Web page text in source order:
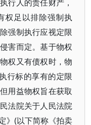
行人的责任财产，
权足以排除强制执
强制执行应视定限
害而定。基于物权
权又有债权时，物
行标的享有的定限
用益物权旨在获取
法院关于人民法院
》(以下简称《拍卖